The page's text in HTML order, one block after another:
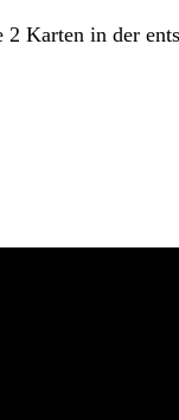
Karten in der